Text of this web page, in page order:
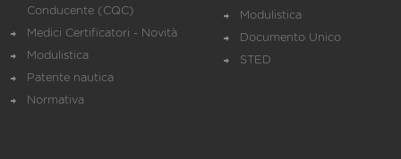
Conducente (CQC)
Medici Certificatori - Novità
Modulistica
Patente nautica
Normativa
Modulistica
Documento Unico
STED